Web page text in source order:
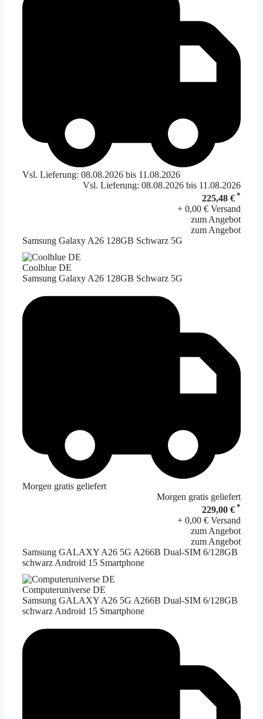
Vsl. Lieferung: 08.08.2026 bis 11.08.2026
Vsl. Lieferung: 08.08.2026 bis 11.08.2026
225,48 € *
+ 0,00 € Versand
zum Angebot
zum Angebot
Samsung Galaxy A26 128GB Schwarz 5G
Coolblue DE
Samsung Galaxy A26 128GB Schwarz 5G
Morgen gratis geliefert
Morgen gratis geliefert
229,00 € *
+ 0,00 € Versand
zum Angebot
zum Angebot
Samsung GALAXY A26 5G A266B Dual-SIM 6/128GB
schwarz Android 15 Smartphone
Computeruniverse DE
Samsung GALAXY A26 5G A266B Dual-SIM 6/128GB
schwarz Android 15 Smartphone